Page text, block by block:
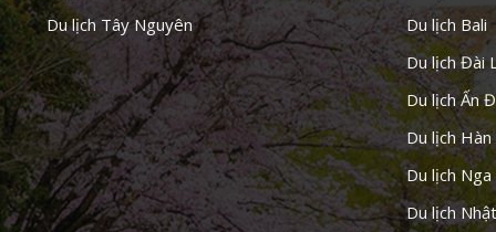
Du lịch Tây Nguyên
Du lịch Bali
Du lịch Đài
Du lịch Ấn
Du lịch
Du lịch Nga
Du lịch